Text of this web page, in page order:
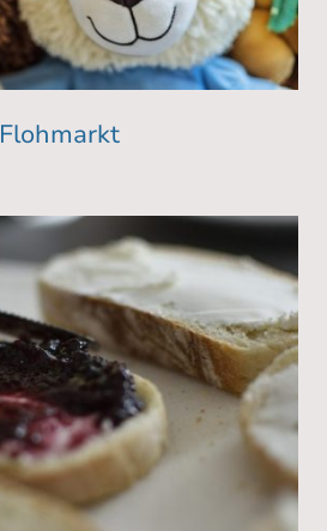
Flohmarkt